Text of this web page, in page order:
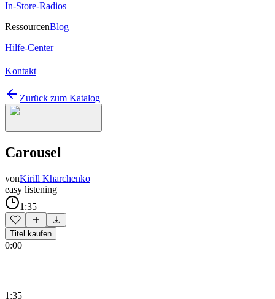
In-Store-Radios
RessourcenBlog
Hilfe-Center
Kontakt
Zurück zum Katalog
Carousel
vonKirill Kharchenko
easy listening
1:35
Titel kaufen
0:00
1:35